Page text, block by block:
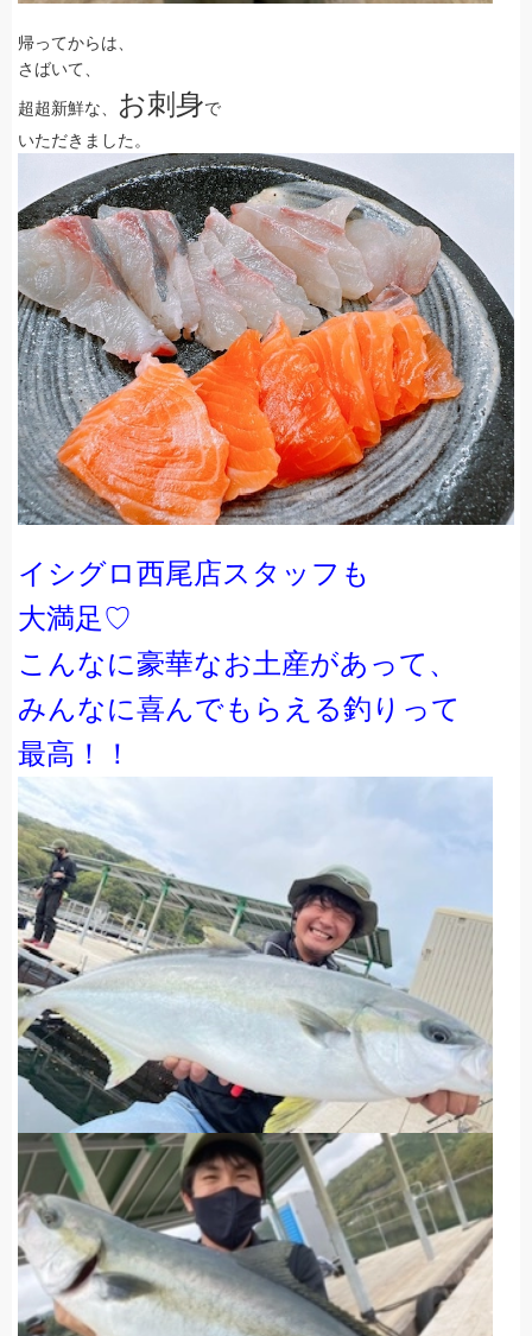
帰ってからは、
さばいて、
超超新鮮な、 お刺身で
いただきました。
イシグロ西尾店スタッフも
大満足♡
こんなに豪華なお土産があって、
みんなに喜んでもらえる釣りって
最高！！